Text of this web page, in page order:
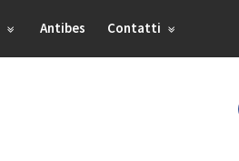
Antibes Contatti